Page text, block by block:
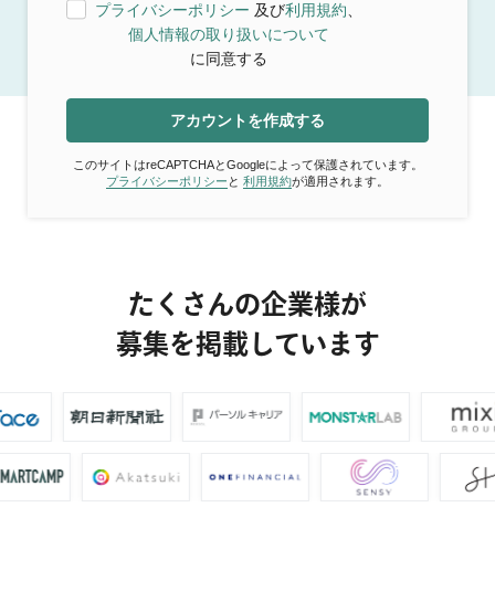
プライバシーポリシー 及び利用規約
個人情報の取り扱いについて
に同意する
アカウントを作成する
このサイトはreCAPTCHAとGoogleによって保護されています。
プライバシーポリシー と 利用規約が適用されます。
たくさんの企業様が
募集を掲載しています